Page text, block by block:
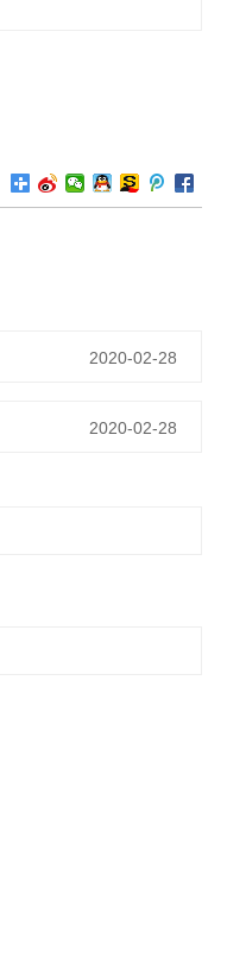
2020-02-28
2020-02-28